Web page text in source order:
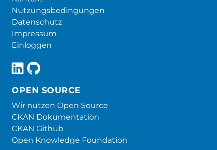
Nutzungsbedingungen
Datenschutz
Impressum
Einloggen
OPEN SOURCE
Wir nutzen Open Source
CKAN Dokumentation
CKAN Github
Open Knowledge Foundation